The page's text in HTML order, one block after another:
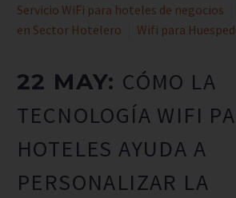
Servicio WiFi para hoteles de negocios
en Sector Hotelero
Wifi para
22 MAY: CÓMO LA
TECNOLOGÍA WIFI
HOTELES AYUDA A
PERSONALIZAR LA